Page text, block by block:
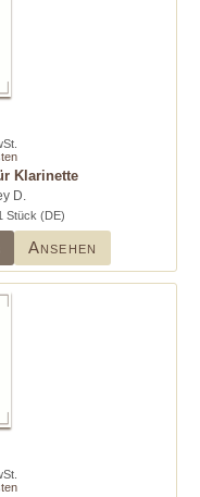
Klarinette
D.
Stück (DE)
Ansehen